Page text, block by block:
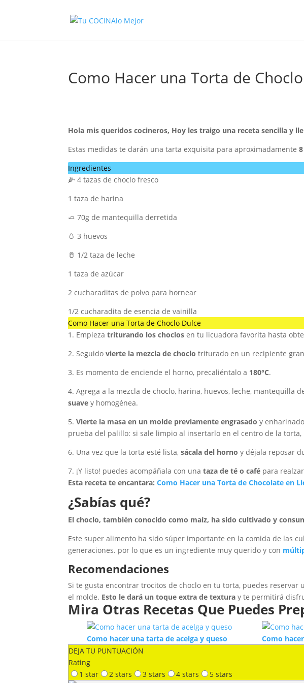
Como Hacer una Torta de
Hola mis queridos cocineros, Hoy les traigo una receta sencilla y
Estas medidas te darán una tarta exquisita para aproximadamente
Ingredientes
🌽 4 tazas de choclo fresco
1 taza de harina
🧈 70g de mantequilla derretida
🥚 3 huevos
🥛 1/2 taza de leche
1 taza de azúcar
2 cucharaditas de polvo para hornear
1/2 cucharadita de esencia de vainilla
Como Hacer una Torta de Choclo Dulce
1. Empieza triturando los choclos en tu licuadora favorita hasta
2. Seguidovierte la mezcla de choclo triturado en un recipiente
3. Es momento de enciende el horno, precaliéntalo a 180°C.
4. Agrega a la mezcla de choclo, harina, huevos, leche, mantequilla
suave y homogénea.
5.Vierte la masa en un molde previamente engrasado y
prueba del palillo: si sale limpio al insertarlo en el centro de la torta,
6. Una vez que la torta esté lista,sácala del horno y déjala reposar
7. ¡Y listo! puedes acompáñala con unataza de té o café para
Esta receta te encantara:Como Hacer una Torta de Chocolate en
¿Sabías qué?
El choclo, también conocido como maíz, ha sido cultivado y
Este super alimento ha sido súper importante en la comida de las
generaciones. por lo que es un ingrediente muy querido y con
Recomendaciones
Si te gusta encontrar trocitos de choclo en tu torta, puedes
el molde. Esto le dará un toque extra de textura y te permitirá
Mira Otras Recetas Que Puedes
Como hacer una tarta de acelga y queso
Como
DEJA TU PUNTUACIÓN
Rating
1 star
2 stars 3 stars 4 stars 5 stars